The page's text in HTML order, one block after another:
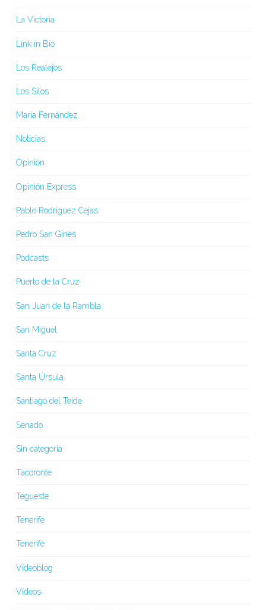
La Victoria
Link in Bio
Los Realejos
Los Silos
María Fernández
Noticias
Opinión
Opinión Express
Pablo Rodríguez Cejas
Pedro San Ginés
Podcasts
Puerto de la Cruz
San Juan de la Rambla
San Miguel
Santa Cruz
Santa Úrsula
Santiago del Teide
Senado
Sin categoría
Tacoronte
Tegueste
Tenerife
Tenerife
Videoblog
Vídeos